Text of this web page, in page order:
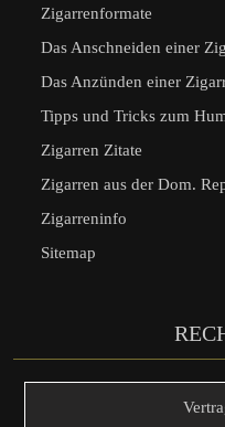
Zigarrenformate
Das Anschneiden einer
Das Anzünden einer
Tipps und Tricks zum
Zigarren Zitate
Zigarren aus der Dom.
Zigarreninfo
Sitemap